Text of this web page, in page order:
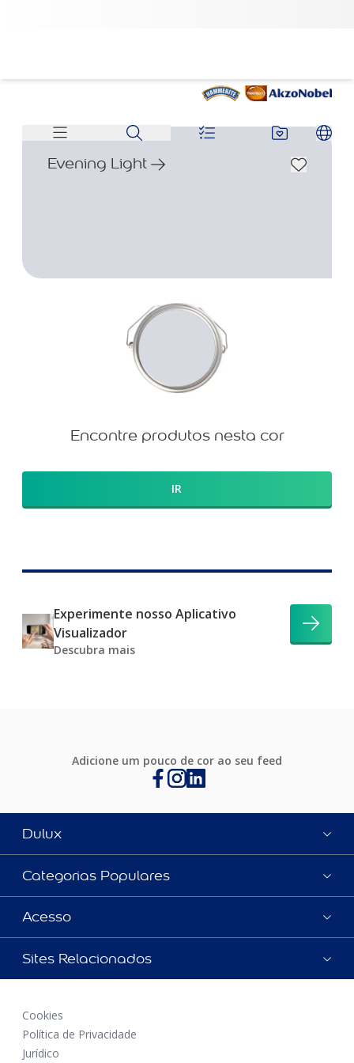
Evening Light
Encontre produtos nesta cor
IR
Experimente nosso Aplicativo
Visualizador
Descubra mais
Adicione um pouco de cor ao seu feed
Dulux
Categorias Populares
Acesso
Sites Relacionados
Cookies
Política de Privacidade
Jurídico